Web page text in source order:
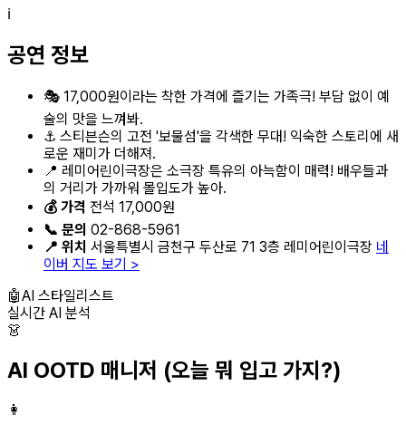
ℹ️
공연 정보
🎭 17,000원이라는 착한 가격에 즐기는 가족극! 부담 없이 예
술의 맛을 느껴봐.
⚓ 스티븐슨의 고전 '보물섬'을 각색한 무대! 익숙한 스토리에 새
로운 재미가 더해져.
📍 레미어린이극장은 소극장 특유의 아늑함이 매력! 배우들과
의 거리가 가까워 몰입도가 높아.
💰 가격 전석 17,000원
📞 문의 02-868-5961
📍 위치 서울특별시 금천구 두산로 71 3층 레미어린이극장 네
이버 지도 보기 >
🤖AI 스타일리스트
실시간 AI 분석
👗
AI OOTD 매니저 (오늘 뭐 입고 가지?)
👩